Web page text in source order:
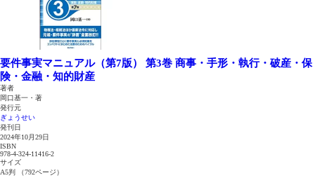
要件事実マニュアル（第7版） 第3巻 商事・手形・執行・破産・保
険・金融・知的財産
著者
岡口基一・著
発行元
ぎょうせい
発刊日
2024年10月29日
ISBN
978-4-324-11416-2
サイズ
A5判 （792ページ）